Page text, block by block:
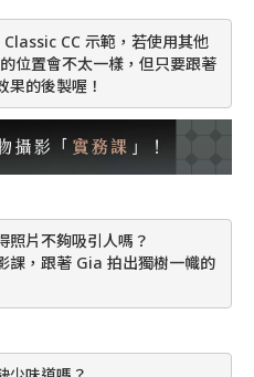
CC 示範，若使用其他
位置會不太一樣，但只要跟著
的後製喔！
照片不夠吸引人嗎？
課，跟著 Gia 拍出獨樹一幟的